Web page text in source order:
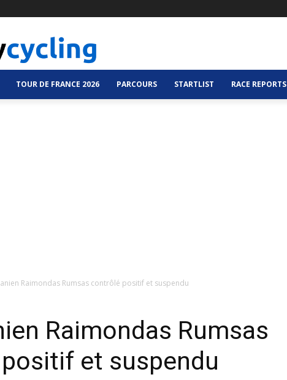
TOUR DE FRANCE 2026 PARCOURS STARTLIST RACE REPORTS
Raimondas Rumsas contrôlé positif et suspendu
Raimondas Rumsas
et suspendu